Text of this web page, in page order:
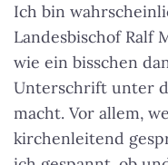
Ich bin
Landesbischof Ralf
wie ein bisschen
Unterschrift unter
macht. Vor allem,
kirchenleitend